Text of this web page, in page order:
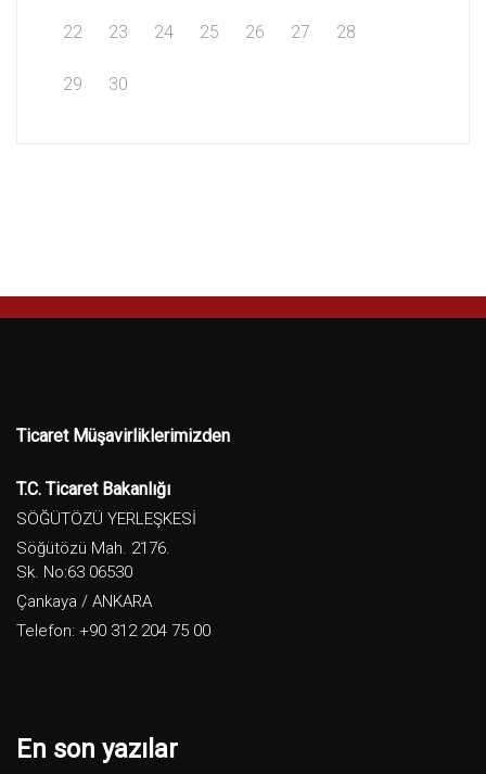
22 23 24 25 26 27 28
29 30
Ticaret Müşavirliklerimizden
T.C. Ticaret Bakanlığı
SÖĞÜTÖZÜ YERLEŞKESİ
Söğütözü Mah. 2176.
Sk. No:63 06530
Çankaya / ANKARA
Telefon: +90 312 204 75 00
En son yazılar